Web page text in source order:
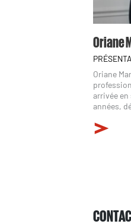
Oriane
Oriane
arrivée en
années,